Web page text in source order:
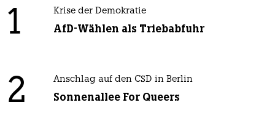
1 Krise der Demokratie
AfD-Wählen als Triebabfuhr
2 Anschlag auf den CSD in Berlin
Sonnenallee For Queers